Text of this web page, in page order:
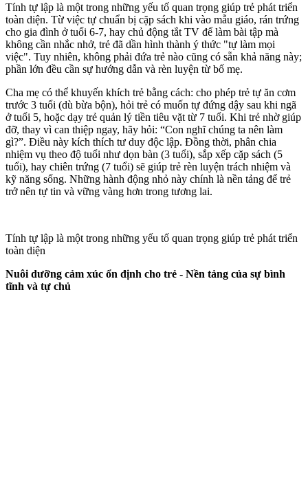
Tính tự lập là một trong những yếu tố quan trọng giúp trẻ phát triển
toàn diện. Từ việc tự chuẩn bị cặp sách khi vào mẫu giáo, rán trứng
cho gia đình ở tuổi 6-7, hay chủ động tắt TV để làm bài tập mà
không cần nhắc nhở, trẻ đã dần hình thành ý thức "tự làm mọi
việc". Tuy nhiên, không phải đứa trẻ nào cũng có sẵn khả năng này;
phần lớn đều cần sự hướng dẫn và rèn luyện từ bố mẹ.
Cha mẹ có thể khuyến khích trẻ bằng cách: cho phép trẻ tự ăn cơm
trước 3 tuổi (dù bừa bộn), hỏi trẻ có muốn tự đứng dậy sau khi ngã
ở tuổi 5, hoặc dạy trẻ quản lý tiền tiêu vặt từ 7 tuổi. Khi trẻ nhờ giúp
đỡ, thay vì can thiệp ngay, hãy hỏi: “Con nghĩ chúng ta nên làm
gì?”. Điều này kíc‌h thí‌ch tư duy độc lập. Đồng thời, phân chia
nhiệm vụ theo độ tuổi như dọn bàn (3 tuổi), sắp xếp cặp sách (5
tuổi), hay chiên trứng (7 tuổi) sẽ giúp trẻ rèn luyện trách nhiệm và
kỹ năng sống. Những hành động nhỏ này chính là nền tảng để trẻ
trở nên tự tin và vững vàng hơn trong tương lai.
Tính tự lập là một trong những yếu tố quan trọng giúp trẻ phát triển
toàn diện
Nuôi dưỡng cảm xúc ổn định cho trẻ - Nền tảng của sự bình
tĩnh và tự chủ